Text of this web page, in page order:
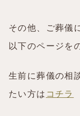
その他、ご葬儀
以下のページを
生前に葬儀の相
たい方は コチラ